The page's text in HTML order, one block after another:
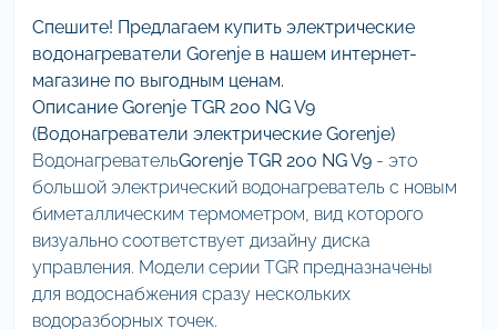
Спешите! Предлагаем купить электрические
водонагреватели Gorenje в нашем интернет-
магазине по выгодным ценам.
Описание Gorenje TGR 200 NG V9
(Водонагреватели электрические Gorenje)
ВодонагревательGorenje TGR 200 NG V9 - это
большой электрический водонагреватель с новым
биметаллическим термометром, вид которого
визуально соответствует дизайну диска
управления. Модели серии TGR предназначены
для водоснабжения сразу нескольких
водоразборных точек.